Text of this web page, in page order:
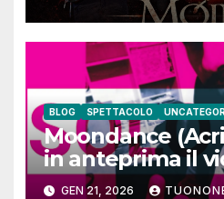
BLOG SPETTACOLO
Moondance
in anteprima il
SOLO1981
GEN 21, 2026